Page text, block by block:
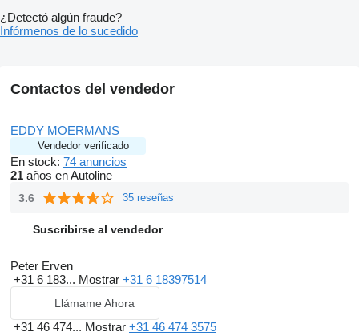
¿Detectó algún fraude?
Infórmenos de lo sucedido
Contactos del vendedor
EDDY MOERMANS
Vendedor verificado
En stock: 74 anuncios
21 años en Autoline
3.6 35 reseñas
Suscribirse al vendedor
Peter Erven
+31 6 183... Mostrar +31 6 18397514
Llámame Ahora
+31 46 474... Mostrar +31 46 474 3575